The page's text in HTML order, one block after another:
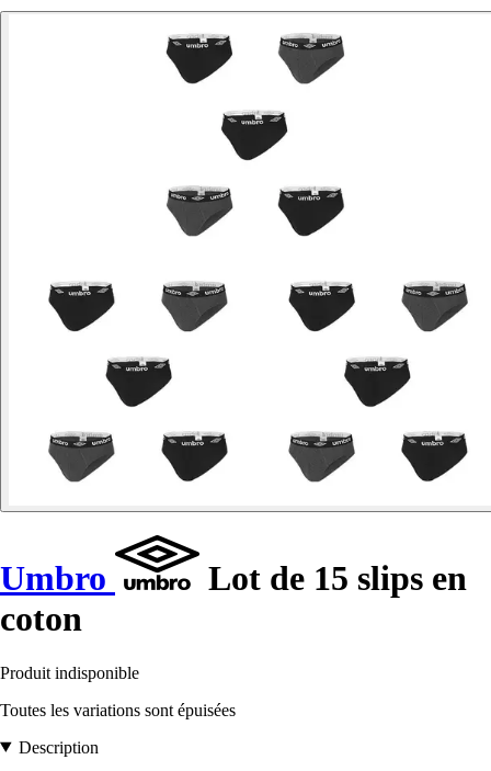
Umbro
Lot de 15 slips en
coton
Produit indisponible
Toutes les variations sont épuisées
Description